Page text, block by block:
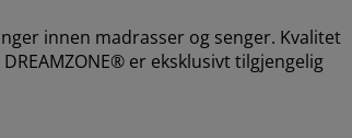
innen madrasser og senger. Kvalitet
er eksklusivt tilgjengelig